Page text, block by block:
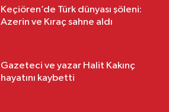
Keçiören’de Türk dünyası şöleni:
Azerin ve Kıraç sahne aldı
Gazeteci ve yazar Halit Kakınç
hayatını kaybetti